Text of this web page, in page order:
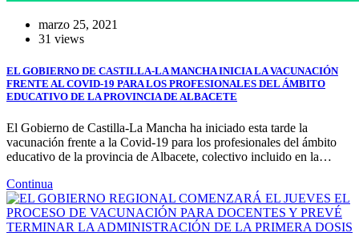
marzo 25, 2021
31 views
EL GOBIERNO DE CASTILLA-LA MANCHA INICIA LA VACUNACIÓN
FRENTE AL COVID-19 PARA LOS PROFESIONALES DEL ÁMBITO
EDUCATIVO DE LA PROVINCIA DE ALBACETE
El Gobierno de Castilla-La Mancha ha iniciado esta tarde la
vacunación frente a la Covid-19 para los profesionales del ámbito
educativo de la provincia de Albacete, colectivo incluido en la…
Continua